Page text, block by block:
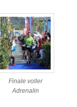
Finale voller
Adrenalin